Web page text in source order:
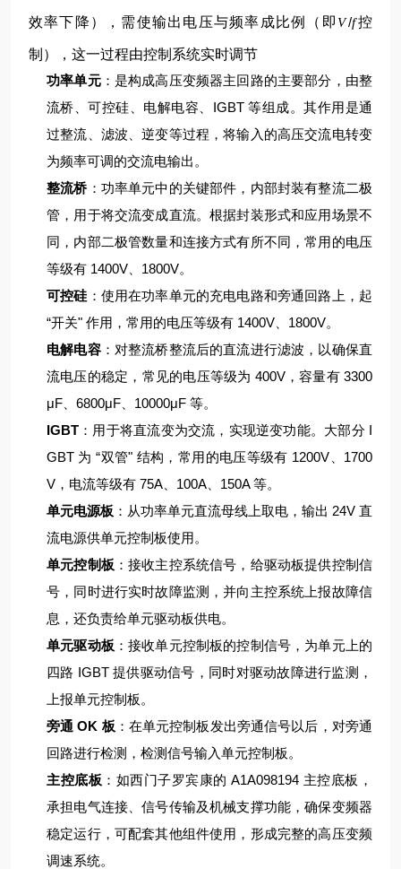
效率下降），需使输出电压与频率成比例（即 V /f控
制），这一过程由控制系统实时调节
功率单元：是构成高压变频器主回路的主要部分，由整
流桥、可控硅、电解电容、IGBT 等组成。其作用是通
过整流、滤波、逆变等过程，将输入的高压交流电转变
为频率可调的交流电输出。
整流桥：功率单元中的关键部件，内部封装有整流二极
管，用于将交流变成直流。根据封装形式和应用场景不
同，内部二极管数量和连接方式有所不同，常用的电压
等级有 1400V、1800V。
可控硅 ：使用在功率单元的充电电路和旁通回路上，起
“开关" 作用，常用的电压等级有 1400V、1800V。
电解电容：对整流桥整流后的直流进行滤波，以确保直
流电压的稳定，常见的电压等级为 400V，容量有 3300
μF、6800μF、10000μF 等。
IGBT ：用于将直流变为交流，实现逆变功能。大部分 I
GBT 为 “双管" 结构，常用的电压等级有 1200V、1700
V，电流等级有 75A、100A、150A 等。
单元电源板 ：从功率单元直流母线上取电，输出 24V 直
流电源供单元控制板使用。
单元控制板 ：接收主控系统信号，给驱动板提供控制信
号，同时进行实时故障监测，并向主控系统上报故障信
息，还负责给单元驱动板供电。
单元驱动板 ：接收单元控制板的控制信号，为单元上的
四路 IGBT 提供驱动信号，同时对驱动故障进行监测，
上报单元控制板。
旁通 OK 板 ：在单元控制板发出旁通信号以后，对旁通
回路进行检测，检测信号输入单元控制板。
主控底板 ：如西门子罗宾康的 A1A098194 主控底板，
承担电气连接、信号传输及机械支撑功能，确保变频器
稳定运行，可配套其他组件使用，形成完整的高压变频
调速系统。